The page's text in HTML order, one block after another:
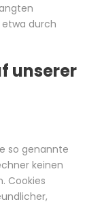
durch
unserer
so genannte
keinen
Cookies